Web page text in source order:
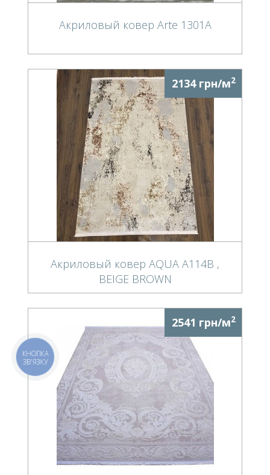
Акриловый ковер Arte 1301A
2134 грн/м2
Акриловый ковер AQUA A114B ,
BEIGE BROWN
2541 грн/м2
КНОПКА
ЗВ'ЯЗКУ